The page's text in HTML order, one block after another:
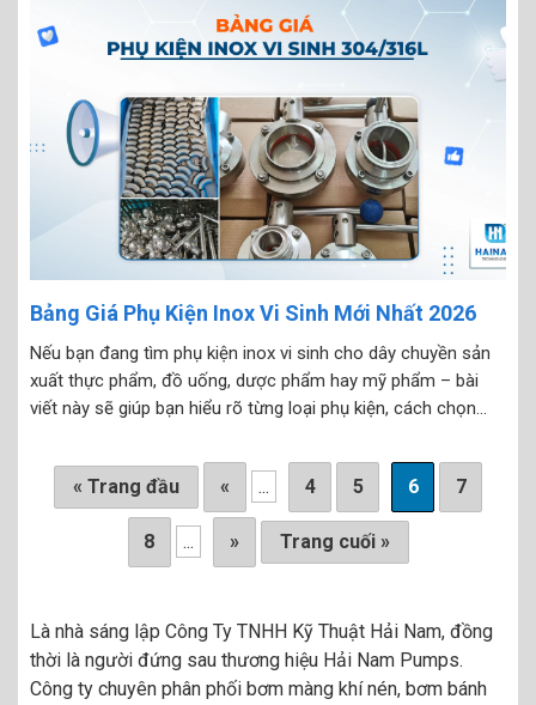
Bảng Giá Phụ Kiện Inox Vi Sinh Mới Nhất 2026
Nếu bạn đang tìm phụ kiện inox vi sinh cho dây chuyền sản
xuất thực phẩm, đồ uống, dược phẩm hay mỹ phẩm – bài
viết này sẽ giúp bạn hiểu rõ từng loại phụ kiện, cách chọn
« Trang đầu « ... 4 5 6 7
8 ... » Trang cuối »
Là nhà sáng lập Công Ty TNHH Kỹ Thuật Hải Nam, đồng
thời là người đứng sau thương hiệu Hải Nam Pumps.
Công ty chuyên phân phối bơm màng khí nén, bơm bánh